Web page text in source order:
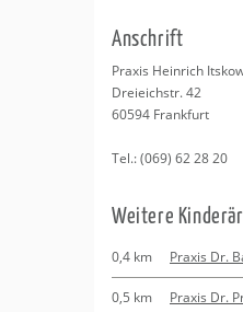
Beratung
Kurse
Regionale Tipps
An­schrift
Pra­xis Hein­rich
Drei­eich­str. 42
60594 Frank­furt
Tel.:(069) 62 28 20
Wei­te­re
0,4 km Praxis Dr.
0,5 km Praxis Dr.